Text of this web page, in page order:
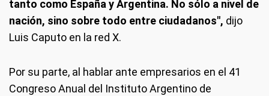
tanto como España y Argentina. No sólo a nivel de
nación, sino sobre todo entre ciudadanos", dijo
Luis Caputo en la red X.
Por su parte, al hablar ante empresarios en el 41
Congreso Anual del Instituto Argentino de